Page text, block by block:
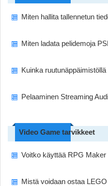
Miten hallita tallennetun
Miten ladata pelidemoja
Kuinka
Pelaaminen Streaming
Video Game tarvikkeet
Voitko käyttää RPG
Mistä voidaan ostaa